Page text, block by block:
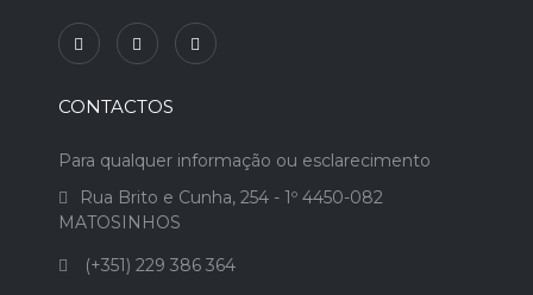
CONTACTOS
Para qualquer informação ou esclarecimento
Rua Brito e Cunha, 254 - 1º 4450-082
MATOSINHOS
(+351) 229 386 364